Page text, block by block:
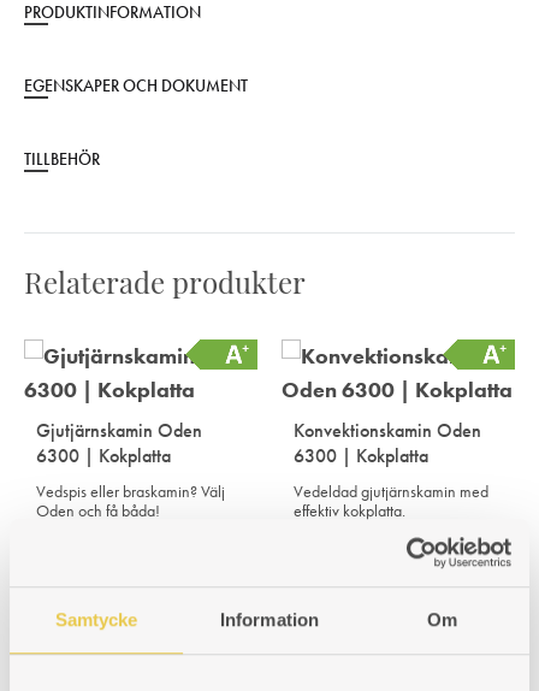
Samtycke Information Om
PRODUKTINFORMATION
EGENSKAPER OCH DOKUMENT
TILLBEHÖR
Relaterade produkter
Gjutjärnskamin Oden
6300 | Kokplatta
Vedspis eller braskamin? Välj
Oden och få båda!
en riktigt effektiv kokplatta som
den eller vridas av för mera
Konvektionskamin Oden
6300 | Kokplatta
Vedeldad gjutjärnskamin med
effektiv kokplatta.
luftströmmar som sprider
brasvärme i hela rummet.
Kokplattan kan vridas på eller
till mera brasvärme eller mer